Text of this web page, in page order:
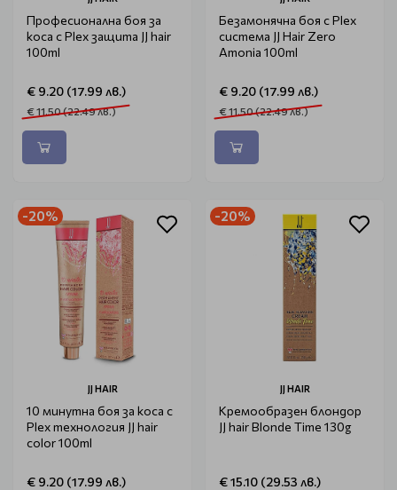
Професионална боя за
коса с Plex защита JJ hair
100ml
€ 9.20 (17.99 лв.)
€ 11.50 (22.49 лв.)
Безамонячна боя с Plex
система JJ Hair Zero
Amonia 100ml
€ 9.20 (17.99 лв.)
€ 11.50 (22.49 лв.)
-20%
JJ HAIR
10 минутна боя за коса с
Plex технология JJ hair
color 100ml
€ 9.20 (17.99 лв.)
-20%
JJ HAIR
Кремообразен блондор
JJ hair Blonde Time 130g
€ 15.10 (29.53 лв.)